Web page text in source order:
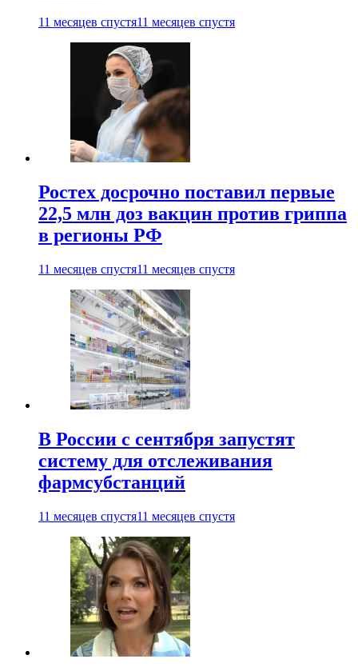
11 месяцев спустя11 месяцев спустя
Ростех досрочно поставил первые
22,5 млн доз вакцин против гриппа
в регионы РФ
11 месяцев спустя11 месяцев спустя
В России с сентября запустят
систему для отслеживания
фармсубстанций
11 месяцев спустя11 месяцев спустя